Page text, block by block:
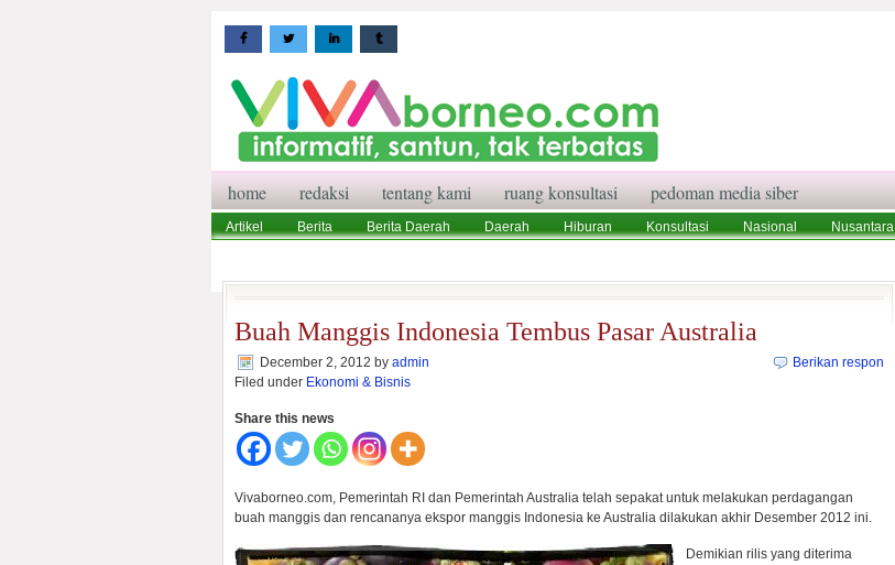
home redaksi tentang kami ruang konsultasi pedoman media siber
Artikel Berita Berita Daerah Daerah Hiburan Konsultasi Nasional Nusantara
Buah Manggis Indonesia Tembus Pasar Australia
December 2, 2012 by admin
Filed under Ekonomi & Bisnis
Berikan respon
Share this news
Vivaborneo.com, Pemerintah RI dan Pemerintah Australia telah sepakat untuk melakukan perdagangan
buah manggis dan rencananya ekspor manggis Indonesia ke Australia dilakukan akhir Desember 2012 ini.
Demikian rilis yang diterima